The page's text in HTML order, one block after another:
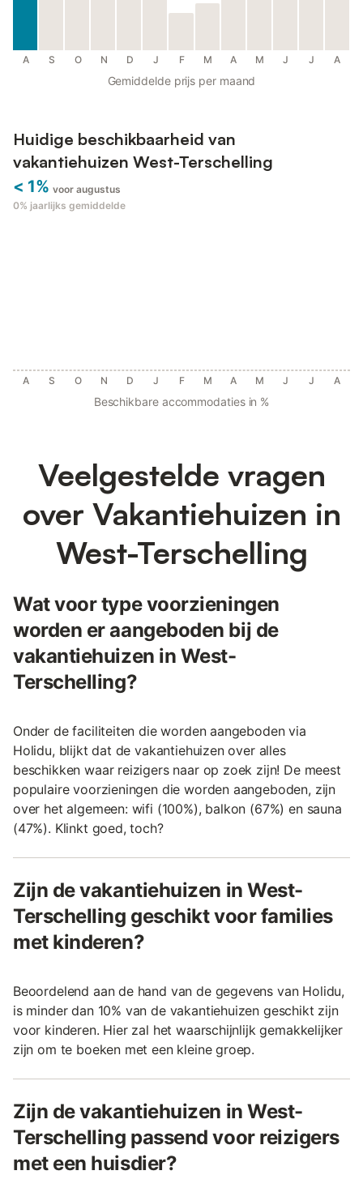
A S O N D J F M A M J J A
Gemiddelde prijs per maand
Huidige beschikbaarheid van
vakantiehuizen West-Terschelling
< 1% voor augustus
0% jaarlijks gemiddelde
A S O N D J F M A M J J A
Beschikbare accommodaties in %
Veelgestelde vragen
over Vakantiehuizen in
West-Terschelling
Wat voor type voorzieningen
worden er aangeboden bij de
vakantiehuizen in West-
Terschelling?
Onder de faciliteiten die worden aangeboden via
Holidu, blijkt dat de vakantiehuizen over alles
beschikken waar reizigers naar op zoek zijn! De meest
populaire voorzieningen die worden aangeboden, zijn
over het algemeen: wifi (100%), balkon (67%) en sauna
(47%). Klinkt goed, toch?
Zijn de vakantiehuizen in West-
Terschelling geschikt voor families
met kinderen?
Beoordelend aan de hand van de gegevens van Holidu,
is minder dan 10% van de vakantiehuizen geschikt zijn
voor kinderen. Hier zal het waarschijnlijk gemakkelijker
zijn om te boeken met een kleine groep.
Zijn de vakantiehuizen in West-
Terschelling passend voor reizigers
met een huisdier?